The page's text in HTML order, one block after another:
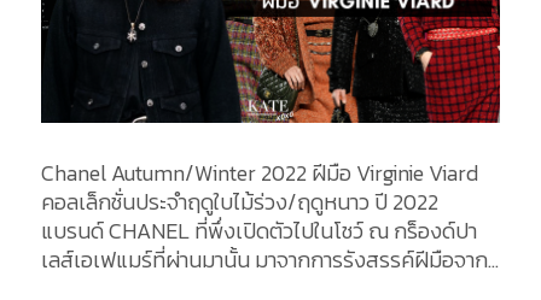
Chanel Autumn/Winter 2022 ฝีมือ Virginie Viard
คอลเล็กชั่นประจำฤดูใบไม้ร่วง/ฤดูหนาว ปี 2022
แบรนด์ CHANEL ที่พึ่งเปิดตัวไปในโชว์ ณ กร็องด์ปา
เลส์เอเฟแมร์ที่ผ่านมานั้น มาจากการรังสรรค์ฝีมือจาก